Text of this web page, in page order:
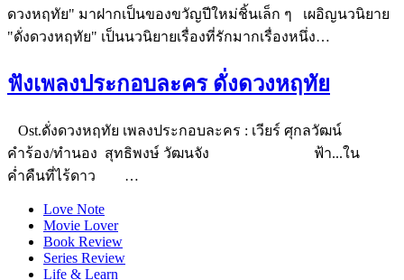
ดวงหฤทัย" มาฝากเป็นของขวัญปีใหม่ชิ้นเล็ก ๆ เผอิญนวนิยาย
"ดั่งดวงหฤทัย" เป็นนวนิยายเรื่องที่รักมากเรื่องหนึ่ง…
ฟังเพลงประกอบละคร ดั่งดวงหฤทัย
Ost.ดั่งดวงหฤทัย เพลงประกอบละคร : เวียร์ ศุกลวัฒน์
คำร้อง/ทำนอง สุทธิพงษ์ วัฒนจัง ฟ้า...ใน
ค่ำคืนที่ไร้ดาว …
Love Note
Movie Lover
Book Review
Series Review
Life & Learn